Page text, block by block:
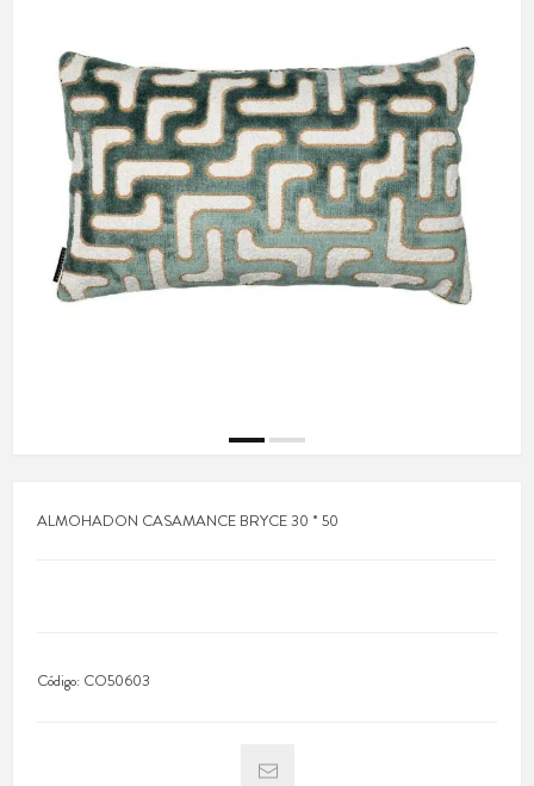
ALMOHADON CASAMANCE BRYCE 30 * 50
Código: CO50603